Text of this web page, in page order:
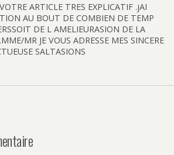
ARTICLE TRES EXPLICATIF .jAI
AU BOUT DE COMBIEN DE TEMP
DE L AMELIEURASION DE LA
MR JE VOUS ADRESSE MES SINCERE
SALTASIONS